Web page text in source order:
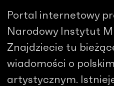
Portal internetowy
Narodowy Instytut
Znajdziecie tu
wiadomości o
artystycznym.